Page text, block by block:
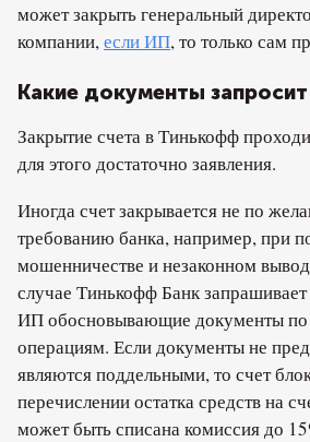
может закрыть генеральный
компании,если ИП, то только сам
Какие документы
Закрытие счета в Тинькофф
для этого достаточно заявления.
Иногда счет закрывается не по
требованию банка, например, при
мошенничестве и незаконном
случае Тинькофф Банк
ИП обосновывающие документы
операциям. Если документы не
являются поддельными, то счет
перечислении остатка средств на
может быть списана комиссия до